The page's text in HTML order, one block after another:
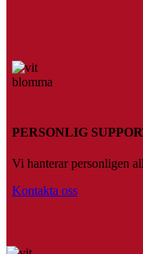
PERSONLIG
Vi hanterar personligen
Kontakta oss